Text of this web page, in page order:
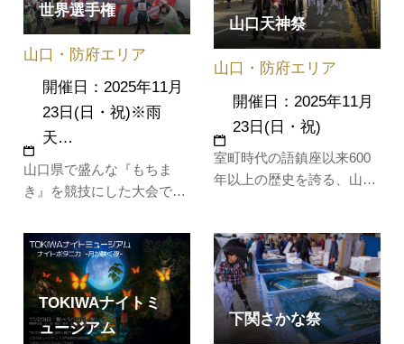
れます。期間中は、家族や
友人と楽しめるイベントも
日開催！フ…
世界選手権
山口県で盛んな『もちま
き』を競技にした大会で
り取りの終わった田んぼで
餅をひろい、ひろったお餅
の重さで優勝を争う人気の
イベント。(参加申込みあ
り）参加者には、阿東産米
山口・防府エリア
開催日：2025年11月
23日(日・祝)※雨
天…
山口天神祭
室町時代の語鎮座以来600
年以上の歴史を誇る、山口
市内を巡幸します。
山口・防府エリア
開催日：2025年11月
23日(日・祝)
TOKIWAナイトミ
ュージアム
下関さかな祭